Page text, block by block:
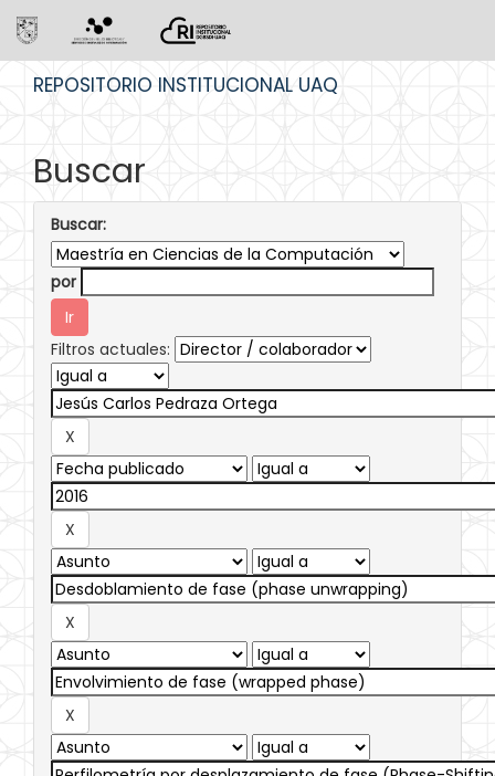
REPOSITORIO INSTITUCIONAL UAQ
Buscar
Buscar:
por
Filtros actuales: